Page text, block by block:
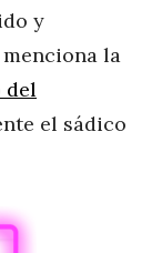
y
la
del
el sádico